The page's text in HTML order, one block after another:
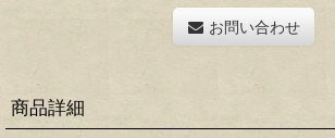
お問い合わせ
商品詳細